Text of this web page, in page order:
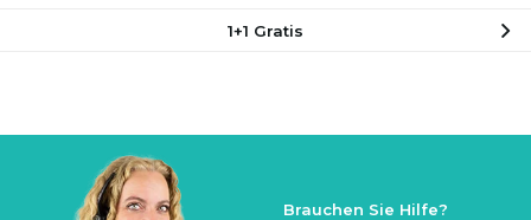
1+1 Gratis
Brauchen Sie Hilfe?